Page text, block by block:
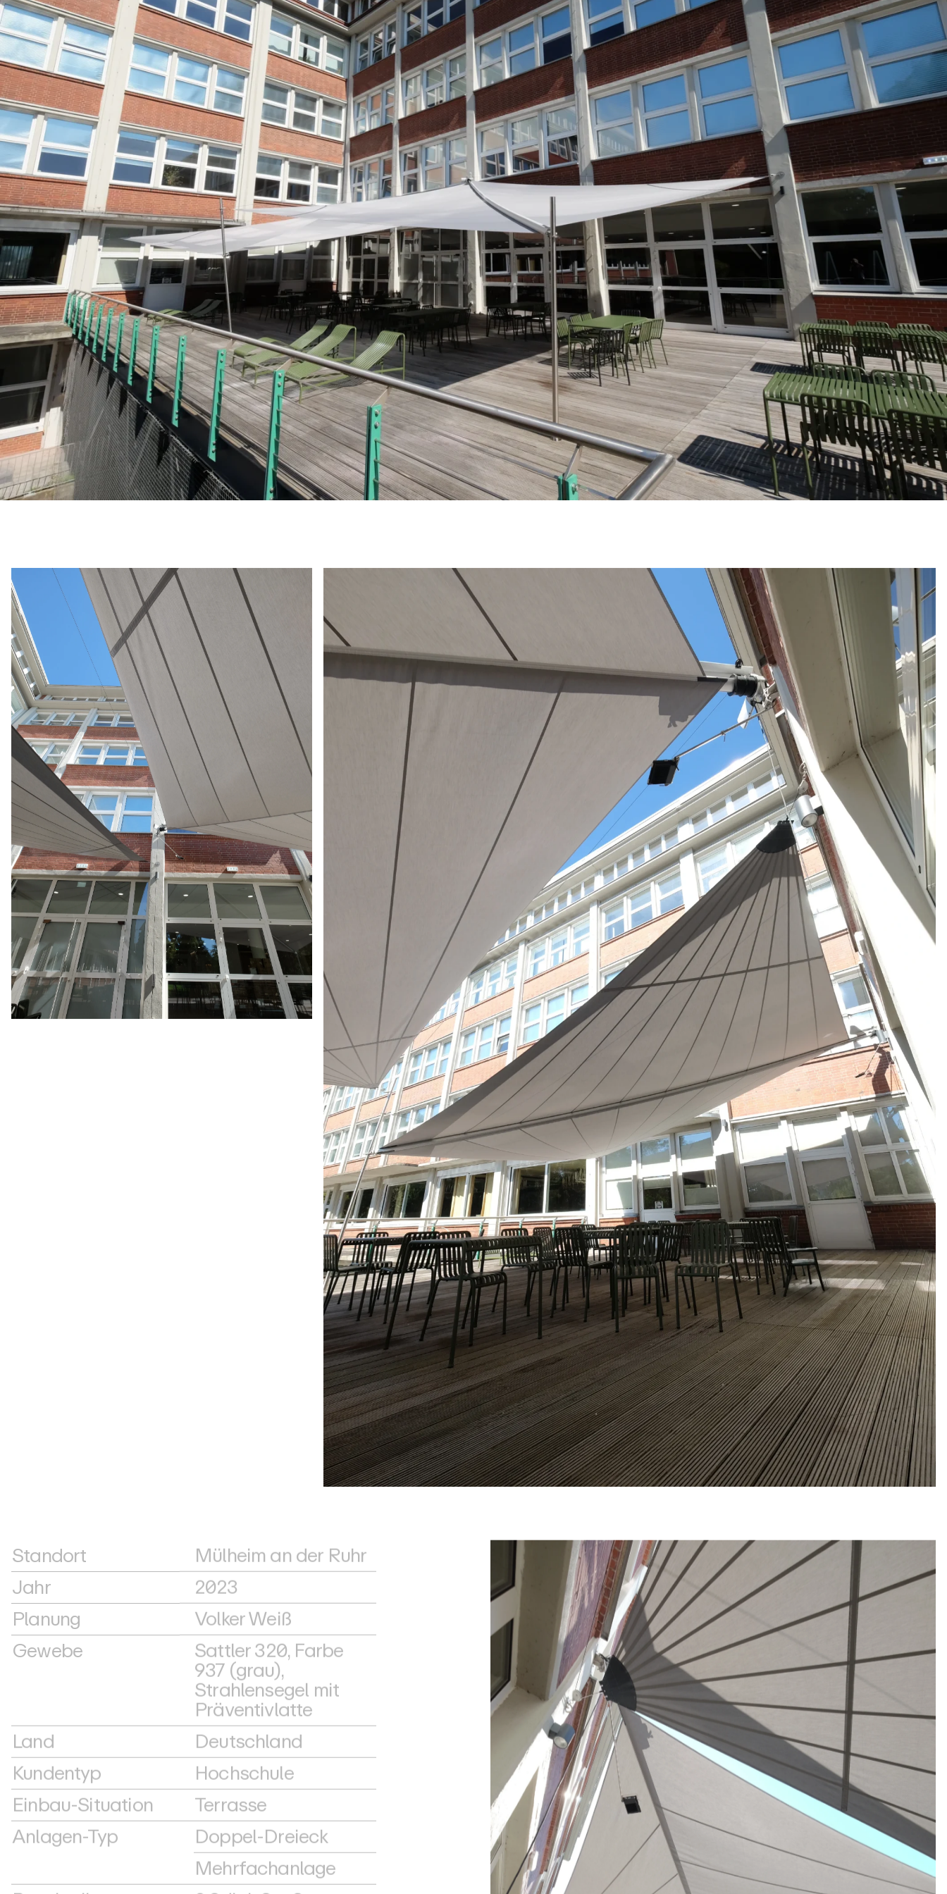
Standort
Mülheim an der Ruhr
Jahr
2023
Planung
Volker Weiß
Gewebe
Sattler 320, Farbe
937 (grau),
Strahlensegel mit
Präventivlatte
Land
Deutschland
Kundentyp
Hochschule
Einbau-Situation
Terrasse
Anlagen-Typ
Doppel-Dreieck
Mehrfachanlage